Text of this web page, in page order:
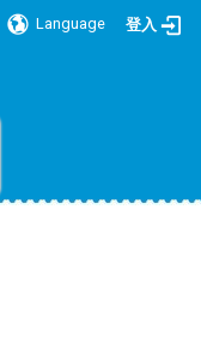
Language 登入